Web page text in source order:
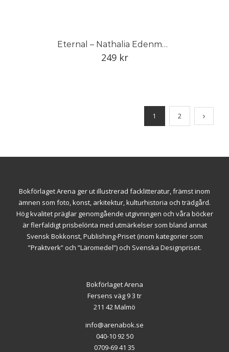
Eternal – Nathalia Edenmont
249 kr
1 2
Bokförlaget Arena ger ut illustrerad facklitteratur, främst inom
ämnen som foto, konst, arkitektur, kulturhistoria och trädgård.
Hög kvalitet präglar genomgående utgivningen och våra böcker
är flerfaldigt prisbelönta med utmärkelser som bland annat
Svensk Bokkonst, Publishing-Priset (inom kategorier som
”Praktverk” och ”Läromedel”) och Svenska Designpriset.
Bokförlaget Arena
Fersens väg 9 3 tr
211 42 Malmö
info@arenabok.se
040-10 92 50
0709-69 41 35